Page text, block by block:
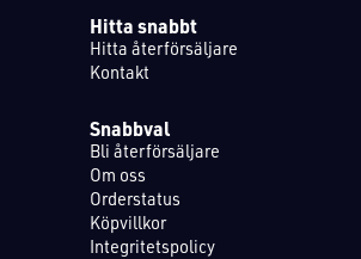
Hitta snabbt
Hitta återförsäljare
Kontakt
Snabbval
Bli återförsäljare
Om oss
Orderstatus
Köpvillkor
Integritetspolicy